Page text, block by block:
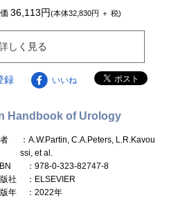
36,113円(本体32,830円 ＋ 税)
しく見る
録 いいね
Handbook of Urology
：A.W.Partin, C.A.Peters, L.R.Kavou
ssi, et al.
：978-0-323-82747-8
社
：ELSEVIER
年
：2022年